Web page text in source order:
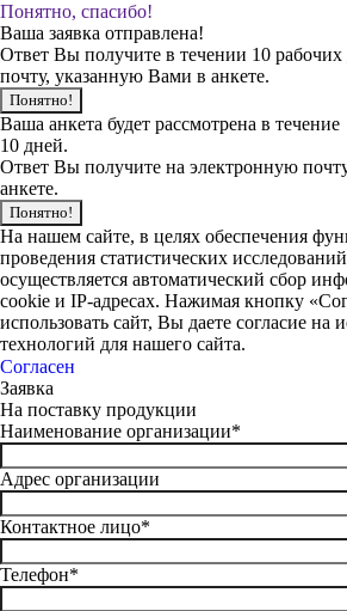
Понятно, спасибо!
Ваша заявка отправлена!
Ответ Вы получите в течении 10
почту, указанную Вами в анкете.
Понятно!
Ваша анкета будет рассмотрена в течение
10 дней.
Ответ Вы получите на электронную
анкете.
Понятно!
На нашем сайте, в целях обеспечения
проведения статистических
осуществляется автоматический сбор
cookie и IP-адресах. Нажимая кнопку
использовать сайт, Вы даете согласие на
технологий для нашего сайта.
Согласен
Заявка
На поставку продукции
Наименование организации*
Адрес организации
Контактное лицо*
Телефон*